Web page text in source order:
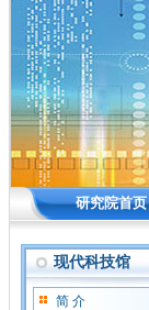
研究院首页
现代科技馆
简 介